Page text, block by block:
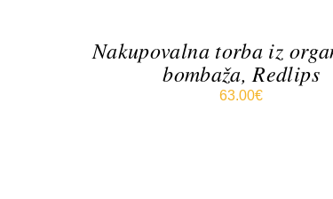
Nakupovalna torba iz
bombaža, Redlips
63.00€